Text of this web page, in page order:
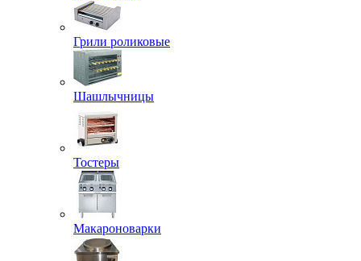
Грили роликовые
Шашлычницы
Тостеры
Макароноварки